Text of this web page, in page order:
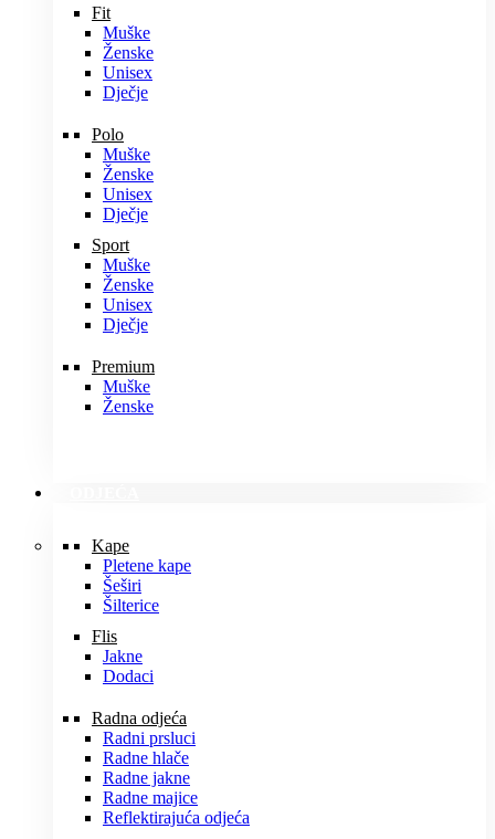
Fit
Muške
Ženske
Unisex
Dječje
Polo
Muške
Ženske
Unisex
Dječje
Sport
Muške
Ženske
Unisex
Dječje
Premium
Muške
Ženske
Kape
Pletene kape
Šeširi
Šilterice
Flis
Jakne
Dodaci
Radna odjeća
Radni prsluci
Radne hlače
Radne jakne
Radne majice
Reflektirajuća odjeća